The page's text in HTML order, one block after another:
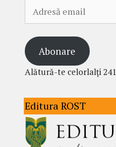
email
Abonare
Alătură-te celorlalți
Editura ROST